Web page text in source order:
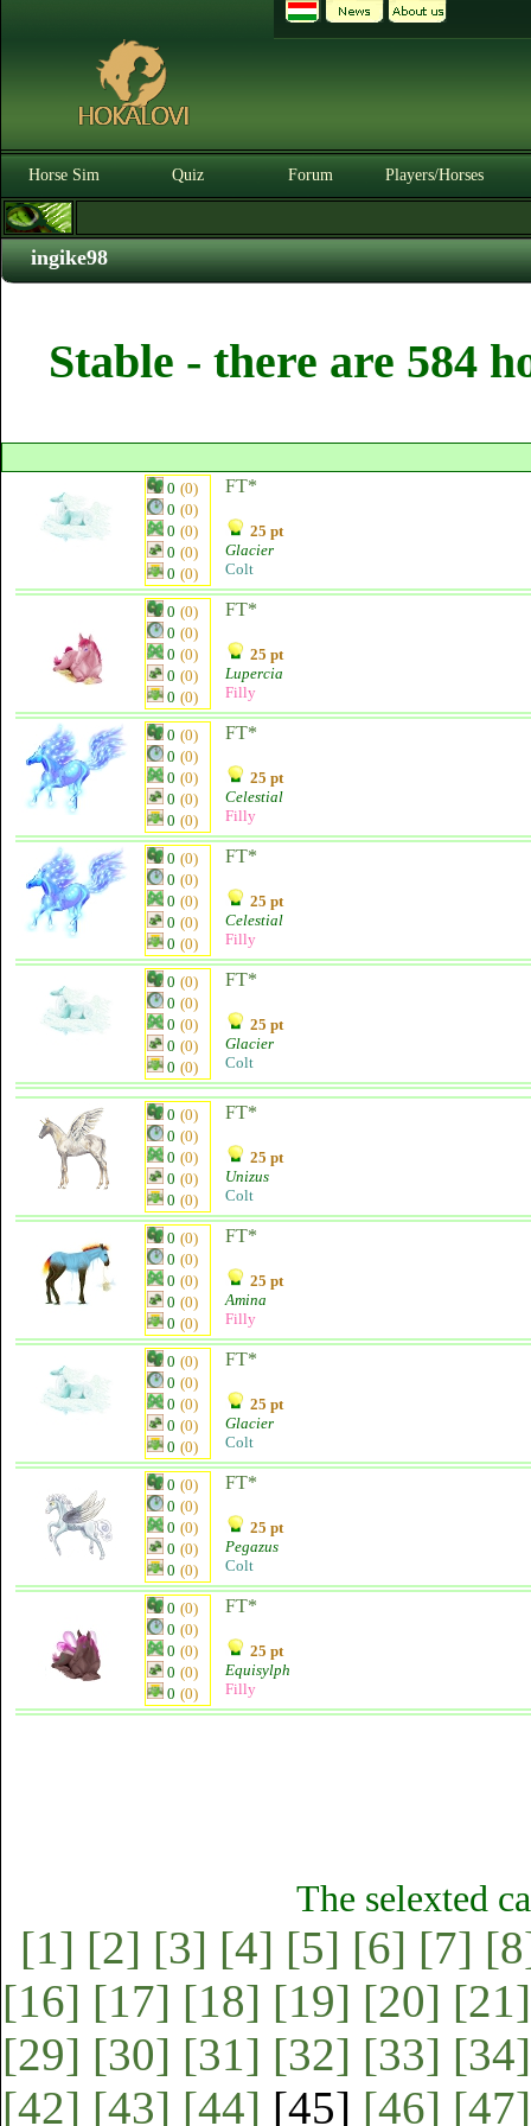
Horse Sim Quiz Forum Players/Horses
ingike98
Stable - there are 584
0 (0)
0 (0)
0 (0)
0 (0)
0 (0)
FT*
25 pt
Glacier
Colt
0 (0)
0 (0)
0 (0)
0 (0)
0 (0)
FT*
25 pt
Lupercia
Filly
0 (0)
0 (0)
0 (0)
0 (0)
0 (0)
FT*
25 pt
Celestial
Filly
0 (0)
0 (0)
0 (0)
0 (0)
0 (0)
FT*
25 pt
Celestial
Filly
0 (0)
0 (0)
0 (0)
0 (0)
0 (0)
FT*
25 pt
Glacier
Colt
0 (0)
0 (0)
0 (0)
0 (0)
0 (0)
FT*
25 pt
Unizus
Colt
0 (0)
0 (0)
0 (0)
0 (0)
0 (0)
FT*
25 pt
Amina
Filly
0 (0)
0 (0)
0 (0)
0 (0)
0 (0)
FT*
25 pt
Glacier
Colt
0 (0)
0 (0)
0 (0)
0 (0)
0 (0)
FT*
25 pt
Pegazus
Colt
0 (0)
0 (0)
0 (0)
0 (0)
0 (0)
FT*
25 pt
Equisylph
Filly
The selexted
[1] [2] [3] [4] [5] [6] [7]
[16] [17] [18] [19] [20] [21]
[29] [30] [31] [32] [33] [34]
[42] [43] [44] [45] [46] [47]